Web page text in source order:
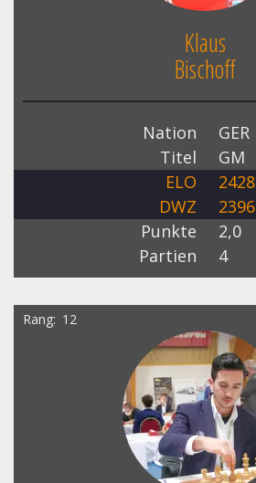
Klaus
Bischoff
Nation
GER
Titel
GM
ELO
2428
DWZ
2396
Punkte
2,0
Partien
4
Rang 12